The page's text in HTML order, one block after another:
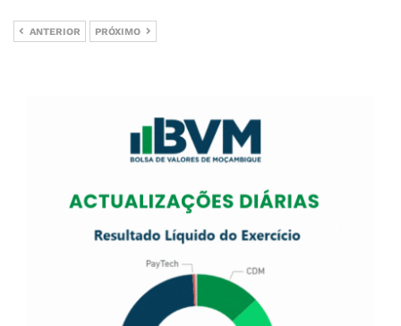
ANTERIOR PRÓXIMO